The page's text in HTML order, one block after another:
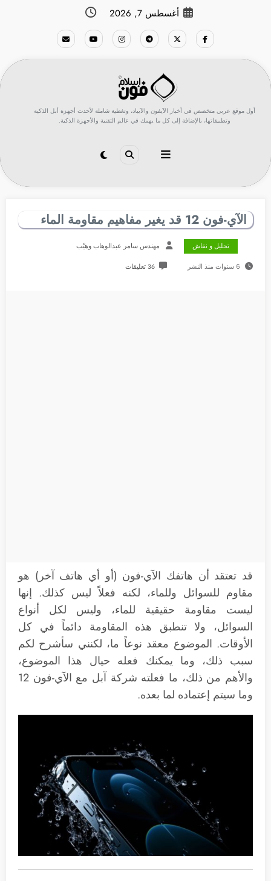
أغسطس 7, 2026
أول موقع عربي متخصص في أخبار الآيفون والآيباد، وتغطية شاملة لأحدث أجهزة أبل الذكية
وتطبيقاتها، بالإضافة إلى كل ما يهمك في عالم التقنية والأجهزة الذكية.
الآي-فون 12 قد يغير مفاهيم مقاومة الماء
تحليل و نقاش مهندس سامر عبدالوهاب وهيّب
6 سنوات منذ النشر 36 تعليقات
قد تعتقد أن هاتفك الآي-فون (أو أي هاتف آخر) هو
مقاوم للسوائل وللماء، لكنه فعلاً ليس كذلك. إنها
ليست مقاومة حقيقية للماء، وليس لكل أنواع
السوائل، ولا تنطبق هذه المقاومة دائماً في كل
الأوقات. الموضوع معقد نوعاً ما، لكنني سأشرح لكم
سبب ذلك، وما يمكنك فعله حيال هذا الموضوع،
والأهم من ذلك، ما فعلته شركة آبل مع الآي-فون 12
وما سيتم إعتماده لما بعده.